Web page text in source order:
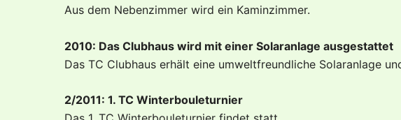
Aus dem Nebenzimmer wird ein Kaminzimmer.
2010: Das Clubhaus wird mit einer Solaranlage ausgestattet
Das TC Clubhaus erhält eine umweltfreundliche Solaranlage
2/2011: 1. TC Winterbouleturnier